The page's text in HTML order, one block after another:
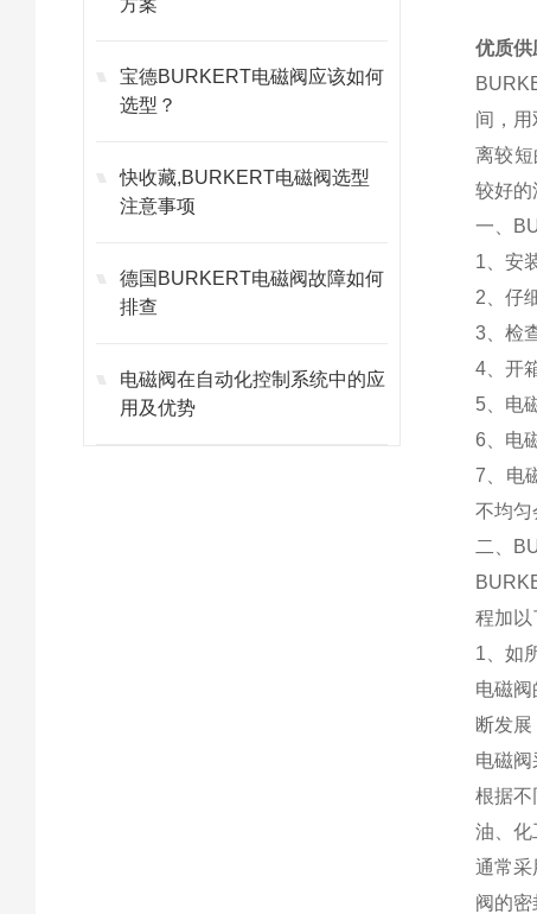
方案
宝德BURKERT电磁阀应该如何
选型？
快收藏,BURKERT电磁阀选型
注意事项
德国BURKERT电磁阀故障如何
排查
电磁阀在自动化控制系统中的应
用及优势
优质
间，
离较
较好的
一、
1、安
2、仔
3、检
4、开
5、电
6、电
7、电
不均匀
二、
程加以
1、如
电磁
断发展
电磁
根据不
油、化
通常采
阀的